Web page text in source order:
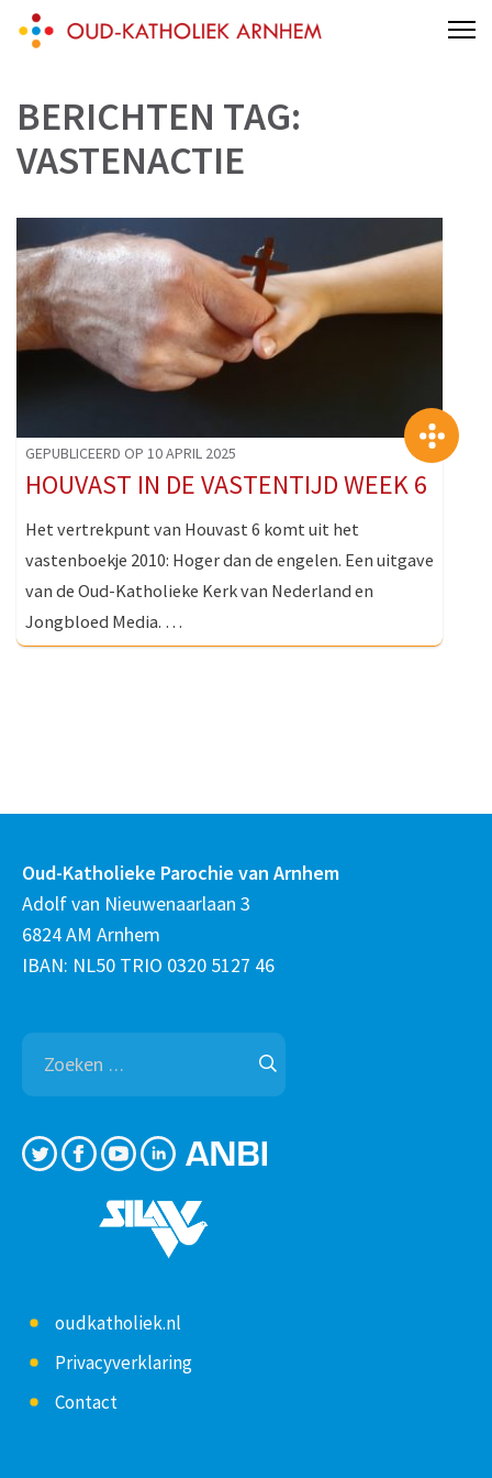
Skip
(Press
Enter)
Een kerk voor iedereen die wil!
BERICHTEN TAG:
VASTENACTIE
GEPUBLICEERD OP 10 APRIL 2025
HOUVAST IN DE VASTENTIJD WEEK 6
Het vertrekpunt van Houvast 6 komt uit het
vastenboekje 2010: Hoger dan de engelen. Een uitgave
van de Oud-Katholieke Kerk van Nederland en
Jongbloed Media. …
Oud-Katholieke Parochie van Arnhem
Adolf van Nieuwenaarlaan 3
6824 AM Arnhem
IBAN: NL50 TRIO 0320 5127 46
Zoeken
naar:
oudkatholiek.nl
Privacyverklaring
Contact